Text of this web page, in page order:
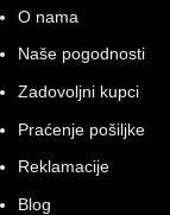
O nama
Naše pogodnosti
Zadovoljni kupci
Praćenje pošiljke
Reklamacije
Blog